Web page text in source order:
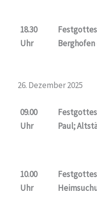
18.30
Uhr
Berghofen
26. Dezember 2025
09.00
Uhr
Paul;
10.00
Uhr